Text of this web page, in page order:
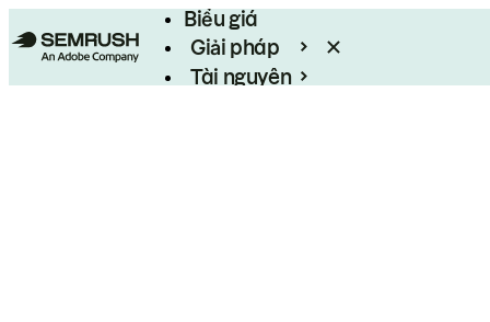
Biểu giá
Giải pháp
Tài nguyên